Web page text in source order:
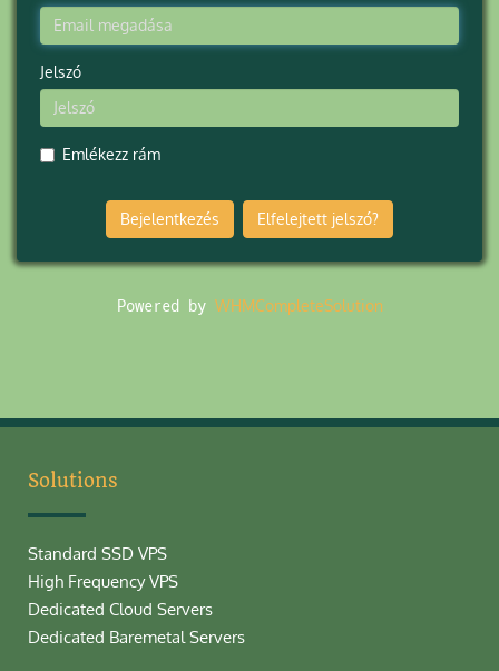
Jelszó
Emlékezz rám
Elfelejtett jelszó?
Powered by WHMCompleteSolution
Solutions
Standard SSD VPS
High Frequency VPS
Dedicated Cloud Servers
Dedicated Baremetal Servers